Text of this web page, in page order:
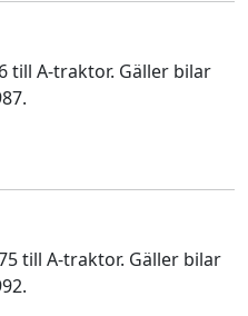
till A-traktor. Gäller bilar
till A-traktor. Gäller bilar